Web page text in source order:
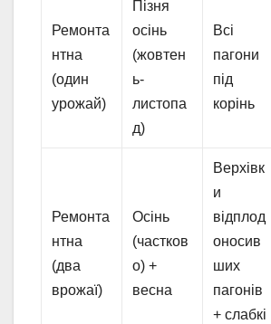
Ремонта
нтна
(один
урожай)
Пізня
осінь
(жовтен
ь-
листопа
д)
Всі
пагони
під
корінь
Ремонта
нтна
(два
врожаї)
Осінь
(частков
о) +
весна
Верхівк
и
відплод
оносив
ших
пагонів
+ слабкі